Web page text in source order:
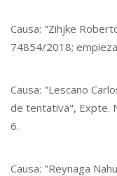
Causa: "Zihjke
74854/2018;
Causa: "Lescano
de tentativa", Expte.
6.
Causa: "Reynaga